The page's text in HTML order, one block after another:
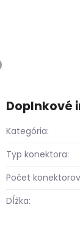
Doplnkové
Kategória:
Typ konektora:
Počet
Dĺžka: